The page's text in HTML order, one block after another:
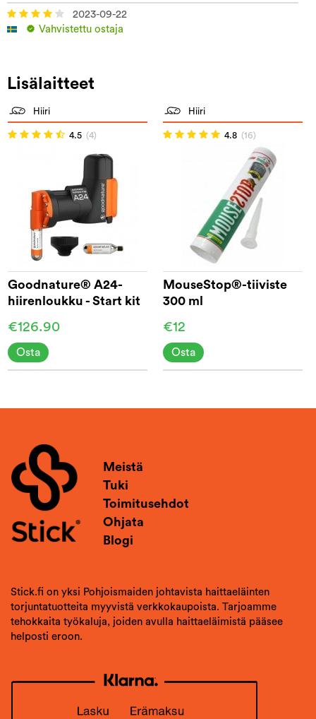
2023-09-22
Vahvistettu ostaja
Lisälaitteet
Hiiri
4.5 (4)
Goodnature® A24-
hiirenloukku - Start kit
€126.90
Osta
Hiiri
4.8 (16)
MouseStop®-tiiviste
300 ml
€12
Osta
Meistä
Tuki
Toimitusehdot
Ohjata
Blogi
Stick.fi on yksi Pohjoismaiden johtavista haittaeläinten
torjuntatuotteita myyvistä verkkokaupoista. Tarjoamme
tehokkaita työkaluja, joiden avulla haittaeläimistä pääsee
helposti eroon.